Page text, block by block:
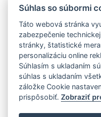
Herná
Inteligentné
Malé
Mobilné
Ostatné
Počítače,
Televízory
Tlač,
Veľké
Zobraziť
Potraviny
Súhlas so súbormi
Táto webová stránka
zabezpečenie
stránky, štatistické
personalizáciu online
Súhlasím s ukladaním
súhlas s ukladaním
záložke Cookie
prispôsobiť.Zobraziť